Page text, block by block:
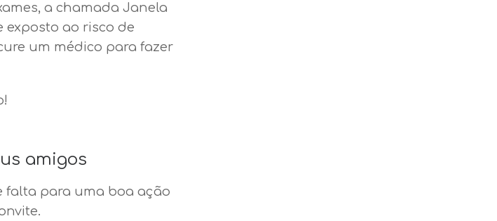
a chamada Janela
exposto ao risco de
um médico para fazer
amigos
falta para uma boa ação